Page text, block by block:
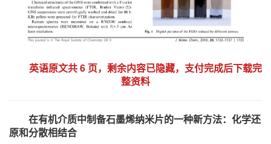
英语原文共 6 页，剩余内容已隐藏，支付完成后下载完
整资料
在有机介质中制备石墨烯纳米片的一种新方法：化学还
原和分散相结合